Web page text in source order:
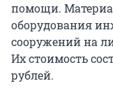
помощи.
оборудования
сооружений на
Их стоимость
рублей.